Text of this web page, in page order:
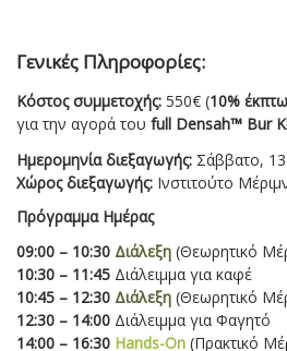
Γενικές Πληροφορίες:
Κόστος συμμετοχής: 550€ (10%
για την αγορά του full Densah™ Bur
Ημερομηνία διεξαγωγής: Σάββατο,
Χώρος διεξαγωγής: Ινστιτούτο
Πρόγραμμα Ημέρας
09:00 – 10:30 Διάλεξη (Θεωρητικό
10:30 – 11:45 Διάλειμμα για καφέ
10:45 – 12:30 Διάλεξη (Θεωρητικό
12:30 – 14:00 Διάλειμμα για Φαγητό
14:00 – 16:30 Hands-On (Πρακτικό